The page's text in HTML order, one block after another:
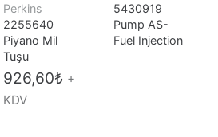
Perkins
2255640
Piyano Mil
Tuşu
926,60₺ +
KDV
5430919
Pump AS-
Fuel Injection